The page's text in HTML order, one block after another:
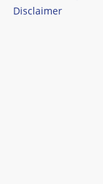
Disclaimer